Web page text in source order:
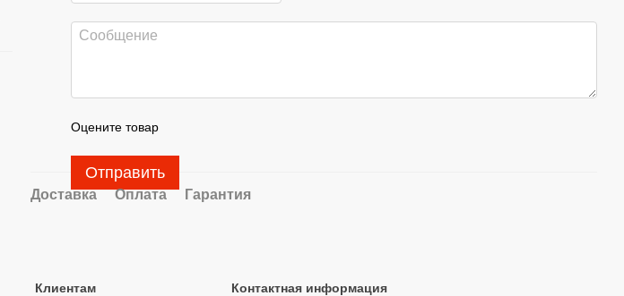
Оцените товар
Отправить
Доставка Оплата Гарантия
Клиентам Контактная информация